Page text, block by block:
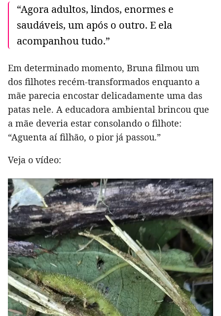
“Agora adultos, lindos, enormes e
saudáveis, um após o outro. E ela
acompanhou tudo.”
Em determinado momento, Bruna filmou um
dos filhotes recém-transformados enquanto a
mãe parecia encostar delicadamente uma das
patas nele. A educadora ambiental brincou que
a mãe deveria estar consolando o filhote:
“Aguenta aí filhão, o pior já passou.”
Veja o vídeo: